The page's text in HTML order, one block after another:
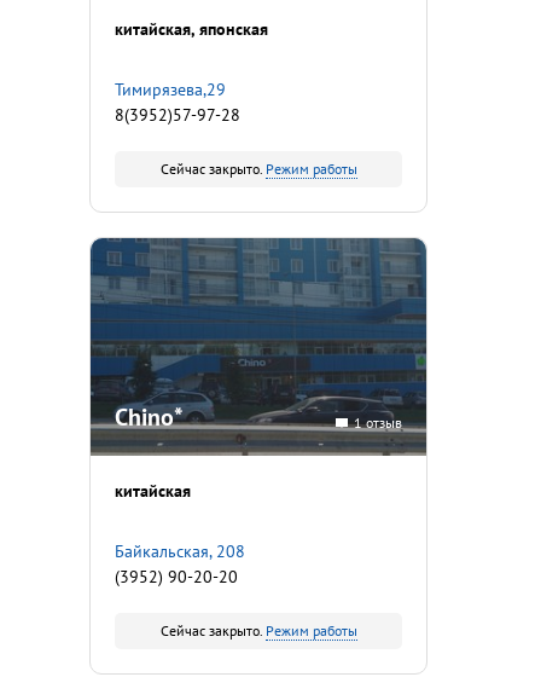
китайская японская
Тимирязева,29
8(3952)57-97-28
Сейчас закрыто. Режим работы
Chino* 1 отзыв
китайская
Байкальская, 208
(3952) 90-20-20
Сейчас закрыто. Режим работы